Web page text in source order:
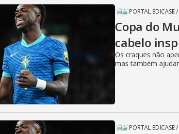
PORTAL EDICASE/
Copa do
cabelo
Os craques não
mas também
PORTAL EDICASE/